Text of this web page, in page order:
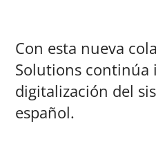
Con esta nueva
Solutions continúa
digitalización del
español.